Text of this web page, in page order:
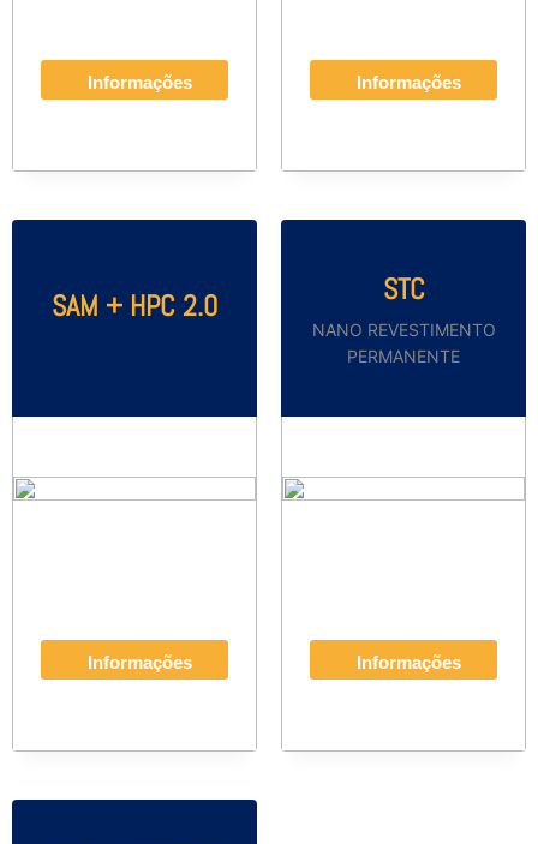
Informações Informações
SAM + HPC 2.0
Informações
STC
NANO REVESTIMENTO
PERMANENTE
Informações